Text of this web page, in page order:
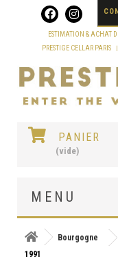
ESTIMATION & ACHAT
PRESTIGE CELLAR PARIS
PANIER
(vide)
MENU
Bourgogne
1991
Panneau de gestion des cookies